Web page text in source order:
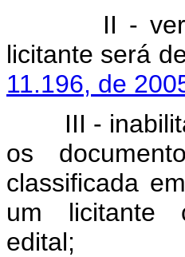
II -
licitante
11.196, de
III -
os
classificada
um licitante